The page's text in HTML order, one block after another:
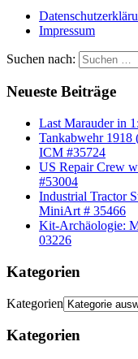
Impressum
Suchen nach:
Neueste Beiträge
Last Marauder in
Tankabwehr 1918
ICM #35724
US Repair Crew
#53004
Industrial Tractor
MiniArt # 35466
Kit-Archäologie:
03226
Kategorien
Kategorien
Kategorien